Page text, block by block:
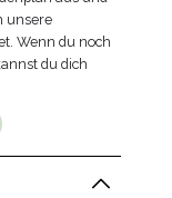
unsere
Wenn du noch
du dich